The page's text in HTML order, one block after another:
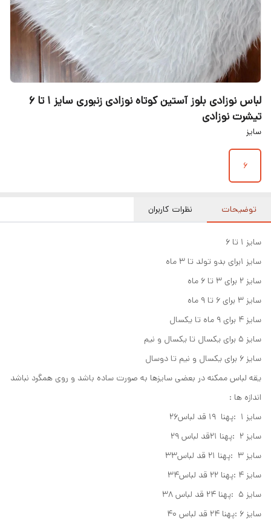
لباس نوزادی بلوز آستین کوتاه نوزادی زنبوری سایز ۱ تا ۶
تیشرت نوزادی
سایز
۶
توضیحات نظرات کاربران
سایز ۱ تا ۶
سایز ۱برای بدو تولد تا ۳ ماه
سایز ۲ برای ۳ تا ۶ ماه
سایز ۳ برای ۶ تا ۹ ماه
سایز ۴ برای ۹ ماه تا یکسال
سایز ۵ برای یکسال تا یکسال و نیم
سایز ۶ برای یکسال و نیم تا دوسال
یقه لباس ممکنه در بعضی سایزها به صورت ساده باشد و روی همگرد نباشد
اندازه ها :
سایز ۱ :پهنا ۱۹ قد لباس۲۶
سایز ۲ :پهنا ۲۱قد لباس ۲۹
سایز ۳ :پهنا ۲۱ قد لباس۳۳
سایز ۴ :پهنا ۲۲ قد لباس۳۴
سایز ۵ :پهنا ۲۴ قد لباس ۳۸
سایز ۶ :پهنا ۲۴ قد لباس ۴۰